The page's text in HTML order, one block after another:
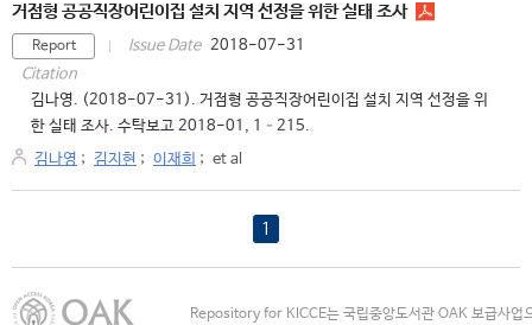
거점형 공공직장어린이집 설치 지역 선정을 위한 실태 조사
Report Issue Date 2018-07-31
Citation
김나영. (2018-07-31). 거점형 공공직장어린이집 설치 지역 선정을 위
한 실태 조사. 수탁보고 2018-01, 1–215.
김나영 ; 김지현 ; 이재희 ; et al
1
Repository for KICCE는 국립중앙도서관 OAK 보급사업